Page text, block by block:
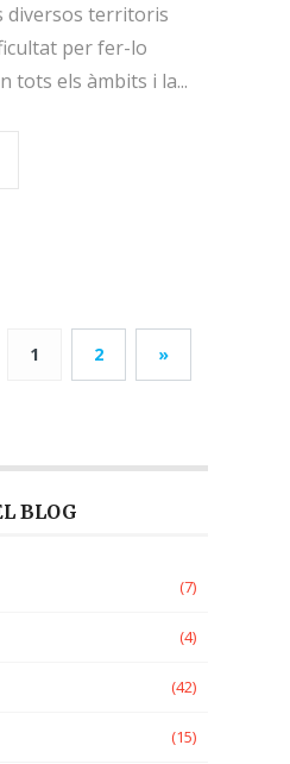
diversos territoris
per fer-lo
tots els àmbits i la...
1 2 »
BLOG
(7)
(4)
(42)
(15)